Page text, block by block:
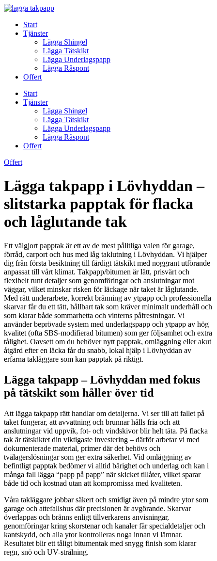
Skip
contentStart
Tjänster
Lägga Shingel
Lägga Tätskikt
Lägga Underlagspapp
Lägga Råspont
Offert
Start
Tjänster
Lägga Shingel
Lägga Tätskikt
Lägga Underlagspapp
Lägga Råspont
Offert
Offert
Lägga takpapp i Lövhyddan –
slitstarka papptak för flacka
och låglutande tak
Ett välgjort papptak är ett av de mest pålitliga valen för garage,
förråd, carport och hus med låg taklutning i Lövhyddan. Vi hjälper
dig från första besiktning till färdigt tätskikt med noggrant utförande
anpassat till vårt klimat. Takpapp/bitumen är lätt, prisvärt och
flexibelt runt detaljer som genomföringar och anslutningar mot
väggar, vilket minskar risken för läckage när taket är låglutande.
Med rätt underarbete, korrekt bränning av ytpapp och professionella
skarvar får du ett tätt, hållbart tak som kräver minimalt underhåll och
som klarar både sommarhetta och vinterns påfrestningar. Vi
använder beprövade system med underlagspapp och ytpapp av hög
kvalitet (ofta SBS-modifierad bitumen) som ger följsamhet och extra
tålighet. Oavsett om du behöver nytt papptak, omläggning eller akut
åtgärd efter en läcka får du snabb, lokal hjälp i Lövhyddan av
erfarna takläggare som kan papptak på riktigt.
Lägga takpapp – Lövhyddan med fokus
på tätskikt som håller över tid
Att lägga takpapp rätt handlar om detaljerna. Vi ser till att fallet på
taket fungerar, att avvattning och brunnar hålls fria och att
anslutningar vid uppvik, fot- och vindskivor blir helt täta. På flacka
tak är tätskiktet din viktigaste investering – därför arbetar vi med
dokumenterade material, primer där det behövs och
tvålagerslösningar som ger extra säkerhet. Vid omläggning av
befintligt papptak bedömer vi alltid bärighet och underlag och kan i
många fall lägga “papp på papp” när skicket tillåter, vilket sparar
både tid och kostnad utan att kompromissa med kvaliteten.
Våra takläggare jobbar säkert och smidigt även på mindre ytor som
garage och attefallshus där precisionen är avgörande. Skarvar
överlappas och bränns enligt tillverkarens anvisningar,
genomföringar kring skorstenar och kanaler får specialdetaljer och
kantskydd, och alla ytor kontrolleras noga innan vi lämnar.
Resultatet blir ett tåligt bitumentak med snygg finish som klarar
regn, snö och UV-strålning.